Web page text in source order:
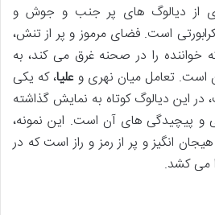
از دیالوگ های پر جنب و جوش و
است. فضای مرموز و پر از تنش،
خواننده را در صحنه غرق می کند، به
است. تعامل میان نهری وعلیا، که یکی
در این دیالوگ کوتاه به نمایش گذاشته
و پیچیدگی های آن است. این نمونه،
انگیز و پر از رمز و راز است که در
می کشد.